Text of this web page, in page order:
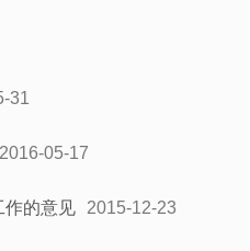
31
2016-05-17
作的意见 2015-12-23